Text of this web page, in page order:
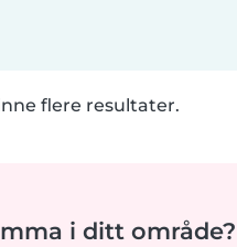
flere resultater.
i ditt område?